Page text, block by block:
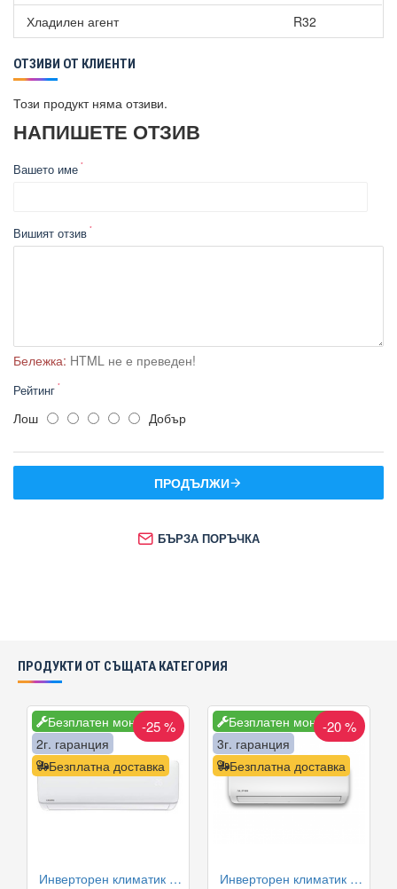
Хладилен агент R32
ОТЗИВИ ОТ КЛИЕНТИ
Този продукт няма отзиви.
НАПИШЕТЕ ОТЗИВ
Вашето име
Вишият отзив
Бележка: HTML не е преведен!
Рейтинг
Лош Добър
ПРОДЪЛЖИ
БЪРЗА ПОРЪЧКА
ПРОДУКТИ ОТ СЪЩАТА КАТЕГОРИЯ
Безплатен монтаж
Безплатна доставка
2г. гаранция
-25 %
Инверторен климатик Crown CIT-12FO62AS, 12 000 BTU, Клас A++
Безплатен монтаж
Безплатна доставка
3г. гаранция
-20 %
Инверторен климатик Alpin ASW-35ETE, Elite, WIFI, 12000 BTU, Клас А++